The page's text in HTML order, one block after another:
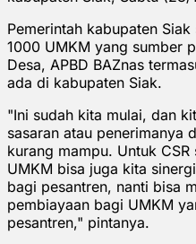
Pemerintah kabupaten
1000 UMKM yang sumber
Desa, APBD BAZnas
ada di kabupaten Siak.
"Ini sudah kita mulai, dan
sasaran atau penerimanya
kurang mampu. Untuk
UMKM bisa juga kita
bagi pesantren, nanti bisa
pembiayaan bagi UMKM
pesantren," pintanya.